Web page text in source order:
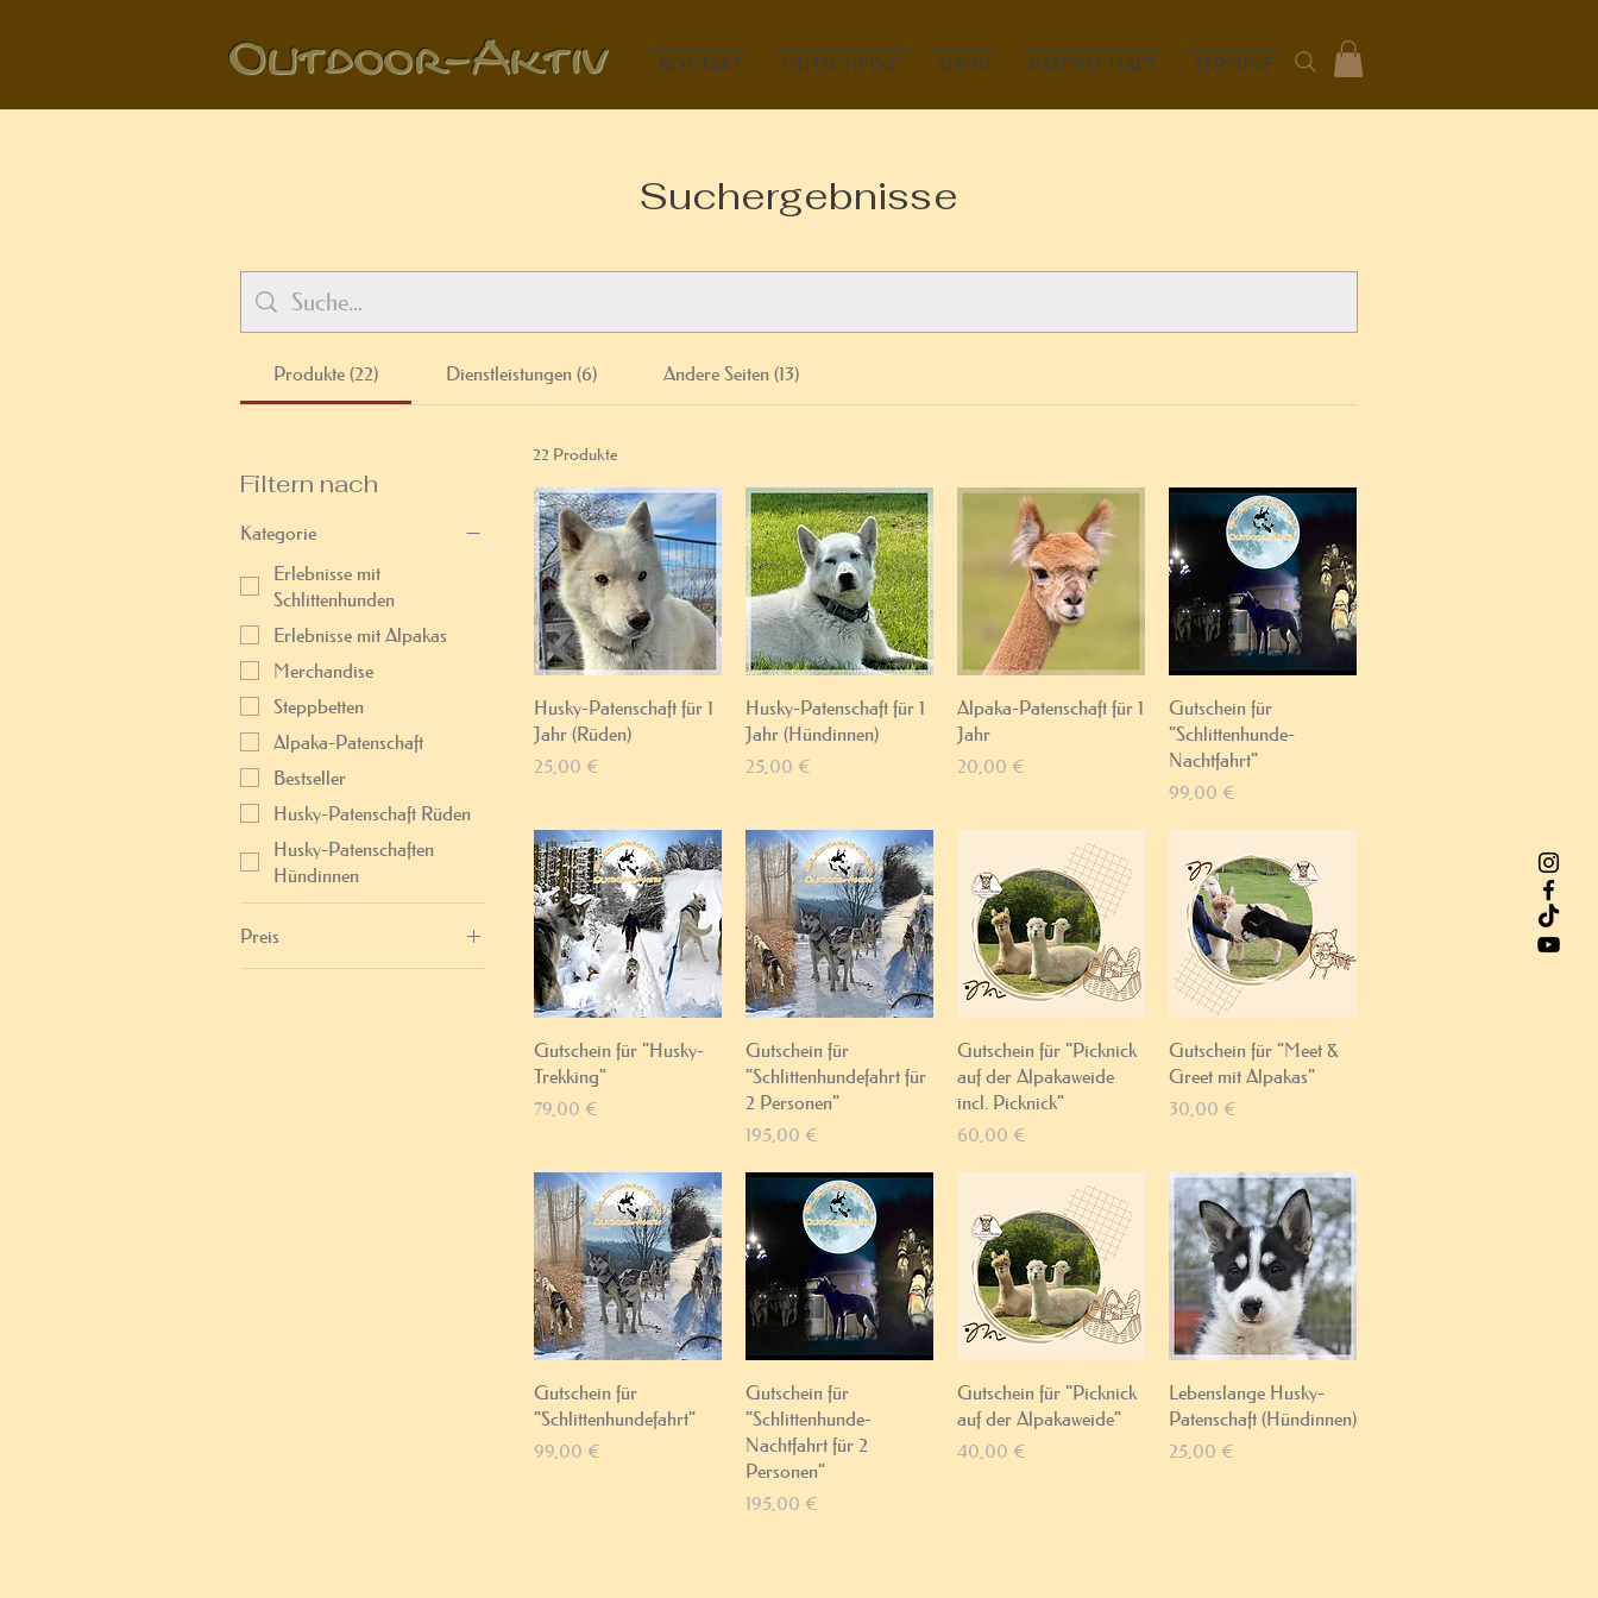
KONTAKT GUTSCHEINE SHOP PATENSCHAFT TERMINE
Outdoor-Aktiv
Suchergebnisse
Produkte (22) Dienstleistungen (6) Andere Seiten (13)
Filtern nach
Kategorie
Erlebnisse mit
Schlittenhunden
Erlebnisse mit Alpakas
Merchandise
Steppbetten
Alpaka-Patenschaft
Bestseller
Husky-Patenschaft Rüden
Husky-Patenschaften
Hündinnen
Preis
22 Produkte
Schnellansicht
Husky-Patenschaft für 1
Jahr (Rüden)
Preis
25,00 €
Schnellansicht
Husky-Patenschaft für 1
Jahr (Hündinnen)
Preis
25,00 €
Schnellansicht
Alpaka-Patenschaft für 1
Jahr
Preis
20,00 €
Schnellansicht
Gutschein für
"Schlittenhunde-
Nachtfahrt"
Preis
99,00 €
Schnellansicht
Gutschein für "Husky-
Trekking"
Preis
79,00 €
Schnellansicht
Gutschein für
"Schlittenhundefahrt für
2 Personen"
Preis
195,00 €
Schnellansicht
Gutschein für "Picknick
auf der Alpakaweide
incl. Picknick"
Preis
60,00 €
Schnellansicht
Gutschein für "Meet &
Greet mit Alpakas"
Preis
30,00 €
Schnellansicht
Gutschein für
"Schlittenhundefahrt"
Preis
99,00 €
Schnellansicht
Gutschein für
"Schlittenhunde-
Nachtfahrt für 2
Personen"
Preis
195,00 €
Schnellansicht
Gutschein für "Picknick
auf der Alpakaweide"
Preis
40,00 €
Schnellansicht
Lebenslange Husky-
Patenschaft (Hündinnen)
Preis
25,00 €